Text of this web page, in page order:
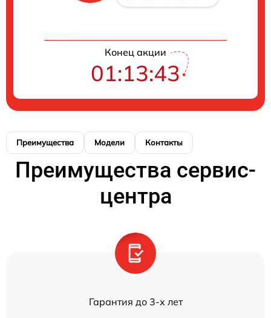
Конец акции
01:13:43
Преимущества Модели Контакты
Преимущества сервис-
центра
Гарантия до 3-х лет